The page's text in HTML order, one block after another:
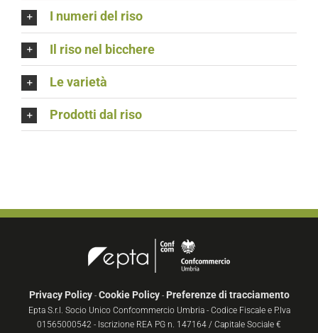
I numeri del riso
Il riso nel bicchere
Le varietà
Prodotti dal riso
Privacy Policy- Cookie Policy- Preferenze di tracciamento
Epta S.r.l. Socio Unico Confcommercio Umbria - Codice Fiscale e P.Iva
01565000542 - Iscrizione REA PG n. 147164 / Capitale Sociale €